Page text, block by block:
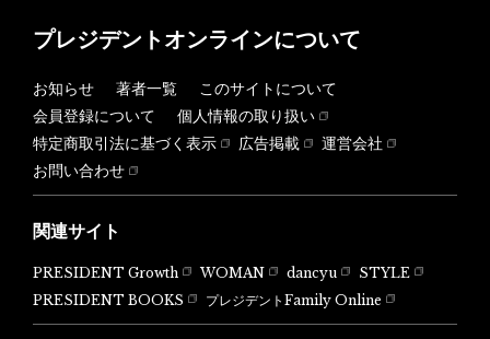
プレジデントオンラインについて
お知らせ 著者一覧
このサイトについて
会員登録について
個人情報の取り扱い
特定商取引法に基づく表示
広告掲載
運営会社
お問い合わせ
関連サイト
PRESIDENT Growth WOMAN dancyu
STYLE
PRESIDENT BOOKS
プレジデントFamily Online